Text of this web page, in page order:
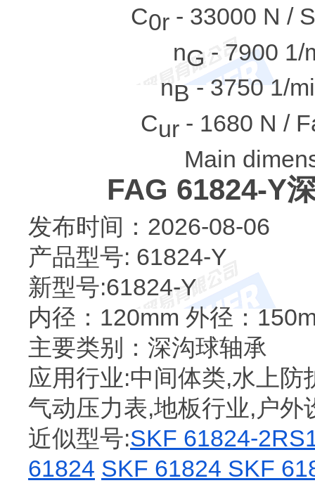
C0r - 33000 N /
nG - 7900 1/
nB- 3750 1/
Cur- 1680 N /
Main
FAG 61824-Y
发布时间：2026-08-06
产品型号: 61824-Y
新型号:61824-Y
内径：120mm 外径：
主要类别：深沟球轴承
应用行业:中间体类,水上
气动压力表,地板行业,户
近似型号:SKF 61824-
61824 SKF 61824 SKF